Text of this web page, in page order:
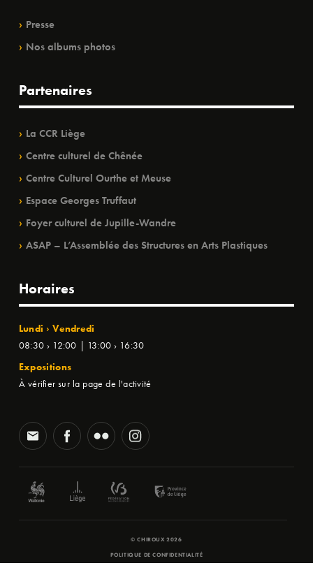
Presse
Nos albums photos
Partenaires
La CCR Liège
Centre culturel de Chênée
Centre Culturel Ourthe et Meuse
Espace Georges Truffaut
Foyer culturel de Jupille-Wandre
ASAP – L’Assemblée des Structures en Arts Plastiques
Horaires
Lundi › Vendredi
08:30 › 12:00 | 13:00 › 16:30
Expositions
À vérifier sur la page de l'activité
© CHIROUX 2026
POLITIQUE DE CONFIDENTIALITÉ